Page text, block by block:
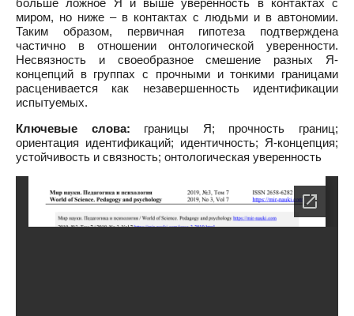
больше ложное Я и выше уверенность в контактах с
миром, но ниже – в контактах с людьми и в автономии.
Таким образом, первичная гипотеза подтверждена
частично в отношении онтологической уверенности.
Несвязность и своеобразное смешение разных Я-
концепций в группах с прочными и тонкими границами
расценивается как незавершенность идентификации
испытуемых.
Ключевые слова: границы Я; прочность границ;
ориентация идентификаций; идентичность; Я-концепция;
устойчивость и связность; онтологическая уверенность